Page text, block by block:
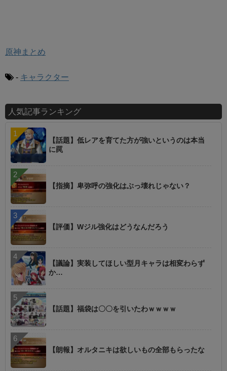
原神まとめ
- キャラクター
人気記事ランキング
【話題】低レアを育てた方が強いというのは本当
に罠
【指摘】卑弥呼の強化はぶっ壊れじゃない？
【評価】Wジル強化はどうなんだろう
【議論】実装してほしい型月キャラは相変わらず
か…
【話題】福袋は〇〇を引いたわｗｗｗｗ
【朗報】オルタニキは欲しいもの全部もらったな